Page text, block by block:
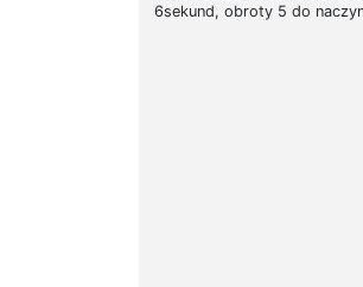
6sekund, obroty 5 do